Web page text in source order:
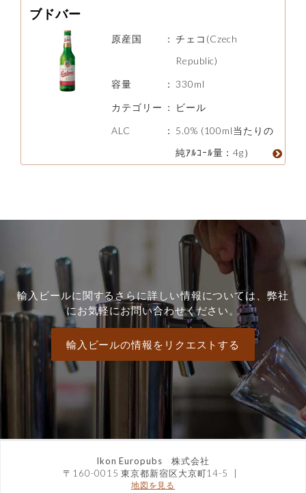
ブドバー
原産国 ： チェコ(Czech
Republic)
容量
： 330ml
カテゴリー ：
ビール
ALC
： 5.0% (100ml当たりの
純ｱﾙｺｰﾙ量：4g）
輸入ビールに関するさらに詳しい情報については、弊社
にお気軽にお問い合わせください。
輸入ビールの情報をリクエストする
Ikon Europubs 株式会社
〒160-0015 東京都新宿区大京町14-5
地図を見る